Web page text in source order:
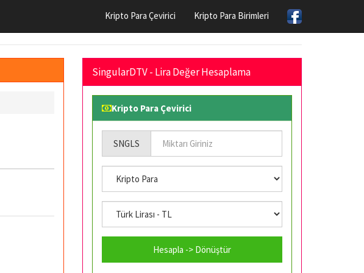
Kripto Para Çevirici Kripto Para Birimleri
SingularDTV - Lira Değer Hesaplama
Kripto Para Çevirici
SNGLS
Hesapla -> Dönüştür